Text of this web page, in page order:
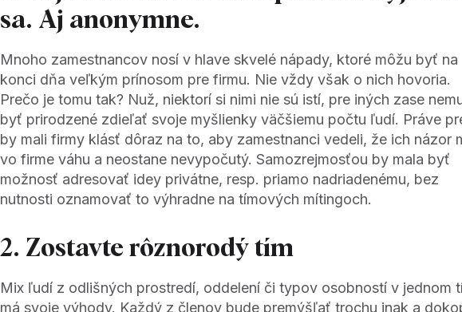
sa. Aj anonymne.
Mnoho zamestnancov nosí v hlave skvelé nápady, ktoré môžu byť na
konci dňa veľkým prínosom pre firmu. Nie vždy však o nich hovoria.
Prečo je tomu tak? Nuž, niektorí si nimi nie sú istí, pre iných zase
byť prirodzené zdieľať svoje myšlienky väčšiemu počtu ľudí. Práve
by mali firmy klásť dôraz na to, aby zamestnanci vedeli, že ich názor
vo firme váhu a neostane nevypočutý. Samozrejmosťou by mala byť
možnosť adresovať idey privátne, resp. priamo nadriadenému, bez
nutnosti oznamovať to výhradne na tímových mítingoch.
2. Zostavte rôznorodý tím
Mix ľudí z odlišných prostredí, oddelení či typov osobností v jednom
má svoje výhody. Každý z členov bude premýšľať trochu inak a